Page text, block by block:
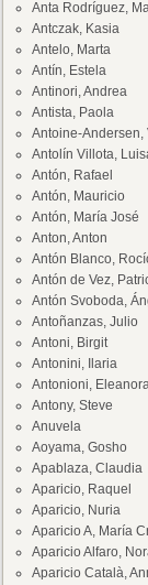
Anta Rodríguez,
Antczak, Kasia
Antelo, Marta
Antín, Estela
Antinori, Andrea
Antista, Paola
Antoine-Andersen,
Antolín Villota,
Antón, Rafael
Antón, Mauricio
Antón, María José
Anton, Anton
Antón Blanco,
Antón de Vez,
Antón Svoboda,
Antoñanzas, Julio
Antoni, Birgit
Antonini, Ilaria
Antonioni,
Antony, Steve
Anuvela
Aoyama, Gosho
Apablaza, Claudia
Aparicio, Raquel
Aparicio, Nuria
Aparicio A, María
Aparicio Alfaro,
Aparicio Català,